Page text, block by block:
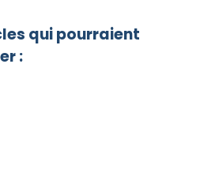
qui pourraient
: